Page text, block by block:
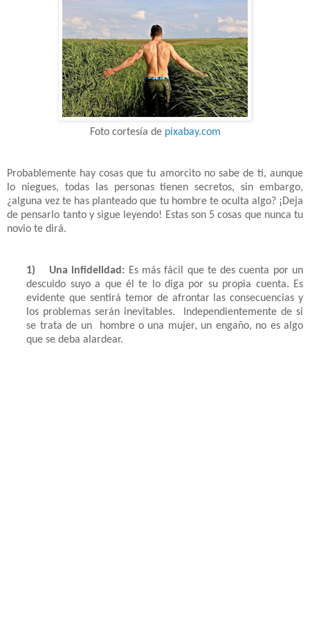
Foto cortesía de pixabay.com
Probablemente hay cosas que tu amorcito no sabe de ti, aunque
lo niegues, todas las personas tienen secretos, sin embargo,
¿alguna vez te has planteado que tu hombre te oculta algo? ¡Deja
de pensarlo tanto y sigue leyendo! Estas son 5 cosas que nunca tu
novio te dirá.
1) Una infidelidad: Es más fácil que te des cuenta por un
descuido suyo a que él te lo diga por su propia cuenta. Es
evidente que sentirá temor de afrontar las consecuencias y
los problemas serán inevitables. Independientemente de si
se trata de un hombre o una mujer, un engaño, no es algo
que se deba alardear.